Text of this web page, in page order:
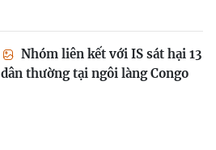
Nhóm liên kết với IS sát hại 13
dân thường tại ngôi làng Congo